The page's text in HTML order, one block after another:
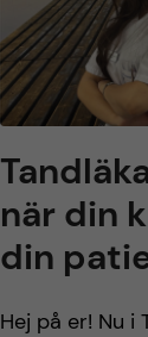
när din
din
Hej på er! Nu